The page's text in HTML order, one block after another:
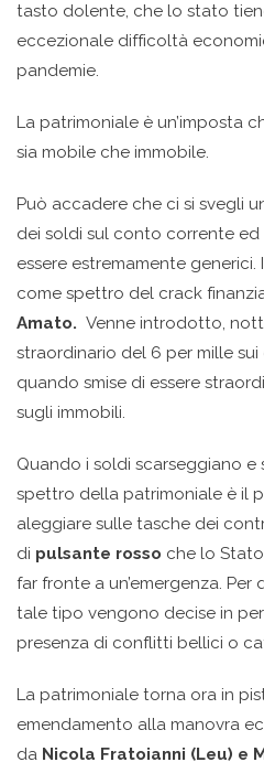
tasto dolente, che lo stato
eccezionale difficoltà
pandemie.
La patrimoniale è un’imposta
sia mobile che immobile.
Può accadere che ci si svegli
dei soldi sul conto corrente ed
essere estremamente
come spettro del crack
Amato. Venne introdotto,
straordinario del 6 per mille sui
quando smise di essere
sugli immobili.
Quando i soldi scarseggiano
spettro della patrimoniale è il
aleggiare sulle tasche dei
di pulsante rosso che lo
far fronte a un’emergenza.
tale tipo vengono decise in
presenza di conflitti bellici o
La patrimoniale torna ora in
emendamento alla manovra
da Nicola Fratoianni (Leu) e